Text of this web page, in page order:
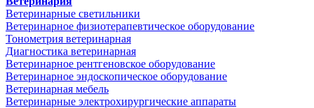
Ветеринарные светильники
Ветеринарное физиотерапевтическое оборудование
Тонометрия ветеринарная
Диагностика ветеринарная
Ветеринарное рентгеновское оборудование
Ветеринарное эндоскопическое оборудование
Ветеринарная мебель
Ветеринарные электрохирургические аппараты